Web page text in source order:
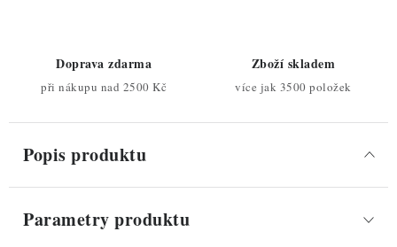
Doprava zdarma
při nákupu nad 2500 Kč
Zboží skladem
více jak 3500 položek
Popis produktu
Parametry produktu